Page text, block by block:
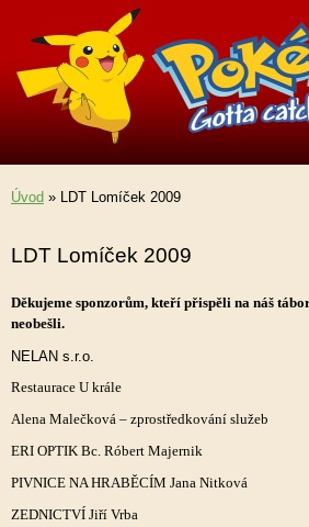
Úvod » LDT Lomíček 2009
LDT Lomíček 2009
Děkujeme sponzorům, kteří přispěli na náš
neobešli.
NELAN s.r.o.
Restaurace U krále
Alena Malečková – zprostředkování služeb
ERI OPTIK Bc. Róbert Majernik
PIVNICE NA HRABĚCÍM Jana Nitková
ZEDNICTVÍ Jiří Vrba